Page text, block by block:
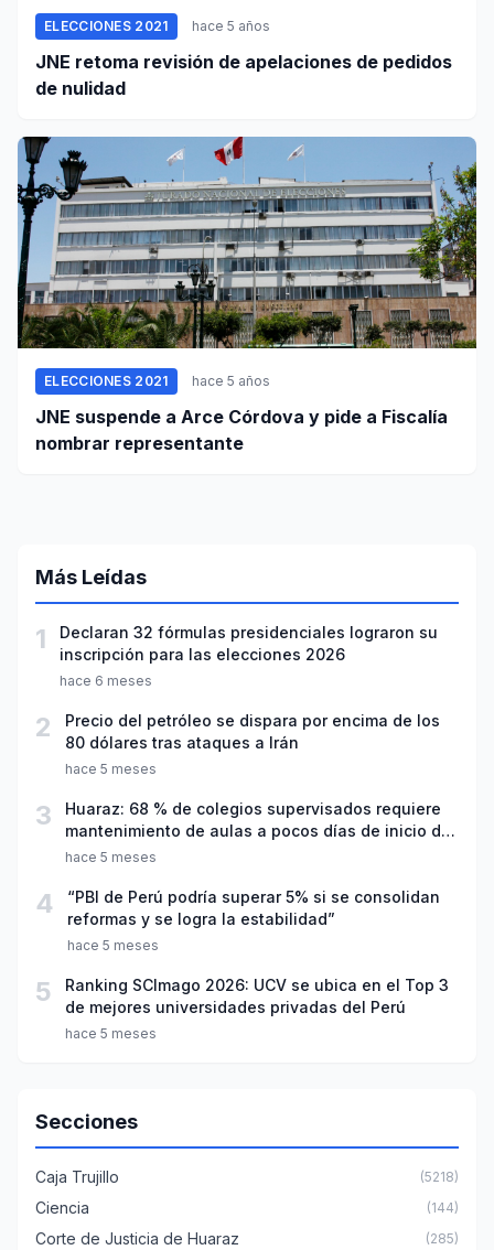
ELECCIONES 2021 hace 5 años
JNE retoma revisión de apelaciones de pedidos
de nulidad
ELECCIONES 2021 hace 5 años
JNE suspende a Arce Córdova y pide a Fiscalía
nombrar representante
Más Leídas
1
Declaran 32 fórmulas presidenciales lograron su
inscripción para las elecciones 2026
hace 6 meses
2
Precio del petróleo se dispara por encima de los
80 dólares tras ataques a Irán
hace 5 meses
3
Huaraz: 68 % de colegios supervisados requiere
mantenimiento de aulas a pocos días de inicio del
año escolar 2026
hace 5 meses
4
“PBI de Perú podría superar 5% si se consolidan
reformas y se logra la estabilidad”
hace 5 meses
5
Ranking SCImago 2026: UCV se ubica en el Top 3
de mejores universidades privadas del Perú
hace 5 meses
Secciones
Caja Trujillo (5218)
Ciencia (144)
Corte de Justicia de Huaraz (285)